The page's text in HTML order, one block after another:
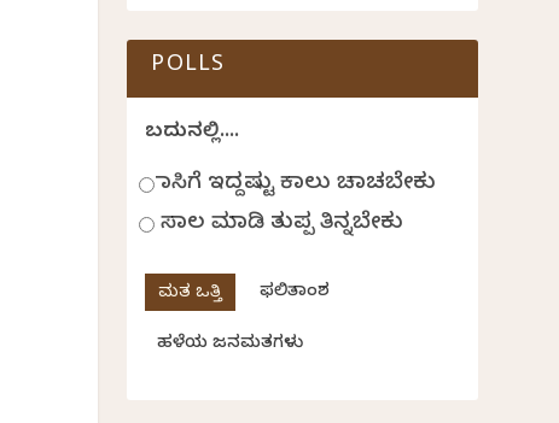
POLLS
ಬದುಕಿನಲ್ಲಿ....
ಹಾಸಿಗೆ ಇದ್ದಷ್ಟು ಕಾಲು ಚಾಚಬೇಕು
ಸಾಲ ಮಾಡಿ ತುಪ್ಪ ತಿನ್ನಬೇಕು
ಫಲಿತಾಂಶ
ಹಳೆಯ ಜನಮತಗಳು